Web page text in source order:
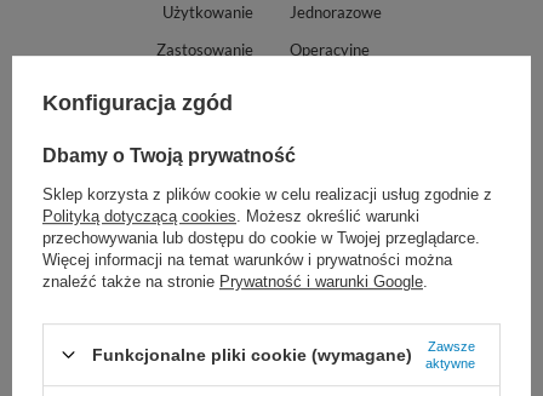
Użytkowanie
Jednorazowe
Zastosowanie
Operacyjne
Końce
Ostro-tępe
Proponujemy również:
Konfiguracja zgód
Dbamy o Twoją prywatność
Sklep korzysta z plików cookie w celu realizacji usług zgodnie z
Polityką dotyczącą cookies . Możesz określić warunki
przechowywania lub dostępu do cookie w Twojej przeglądarce.
Więcej informacji na temat warunków i prywatności można
znaleźć także na stronie Prywatność i warunki Google
Funkcjonalne pliki cookie (wymagane)
Zawsze
aktywne